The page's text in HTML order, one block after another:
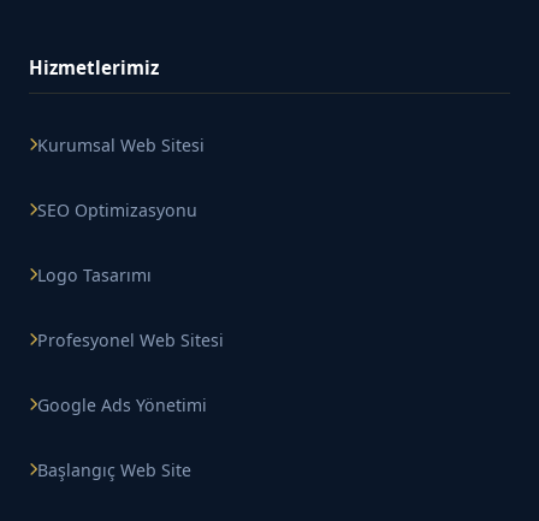
Hizmetlerimiz
Kurumsal Web Sitesi
SEO Optimizasyonu
Logo Tasarımı
Profesyonel Web Sitesi
Google Ads Yönetimi
Başlangıç Web Site